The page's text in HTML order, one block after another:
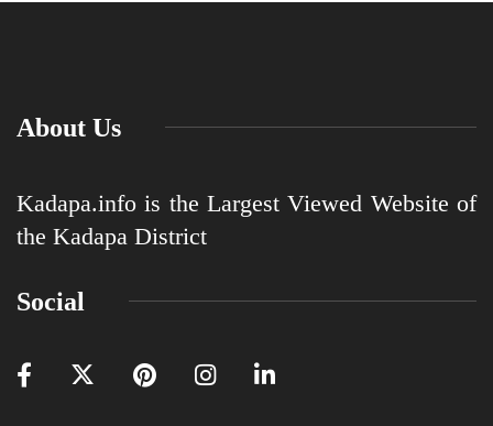
About Us
Kadapa.info is the Largest Viewed Website of
the Kadapa District
Social